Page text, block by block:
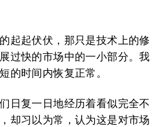
起起伏伏，那只是技术上的修
过快的市场中的一小部分。我
的时间内恢复正常。
日复一日地经历着看似完全不
却习以为常，认为这是对市场